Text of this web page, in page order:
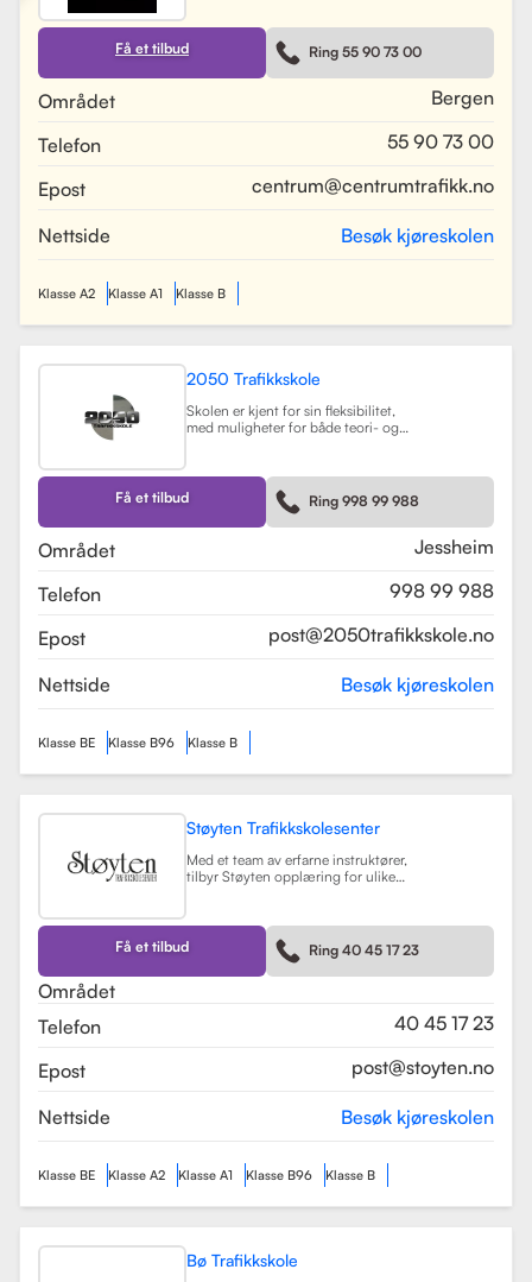
for førerkort i alle klasser, og har et
team av 30 dyktige kjørelærere som
gir undervisning i et trygt og vennlig
miljø. Med lokaler i Bergen sentrum,
elevene best mulig til oppkjøring.
Gjennom en kombinasjon av teori
gjøre prosessen med å ta førerkort
både enkel og trygg for alle elever.
Få et tilbud Ring 55 90 73 00
Området
Bergen
Telefon
55 90 73 00
Epost
centrum@centrumtrafikk.no
Nettside Besøk kjøreskolen
Klasse A2 Klasse A1 Klasse B
2050 Trafikkskole
Skolen er kjent for sin fleksibilitet,
med muligheter for både teori- og
undervisningsmetoder og et
engasjert team, har 2050
Trafikkskole som mål å hjelpe elever
med å bli trygge og kompetente
Få et tilbud Ring 998 99 988
Området
Jessheim
Telefon
998 99 988
Epost
post@2050trafikkskole.no
Nettside Besøk kjøreskolen
Klasse BE Klasse B96 Klasse B
Støyten Trafikkskolesenter
Med et team av erfarne instruktører,
tilbyr Støyten opplæring for ulike
kurs som trafikalt grunnkurs og
mørkekjøring. Skolen er kjent for sin
fleksibilitet og tilpasning til elevenes
behov, noe som gjør
Få et tilbud Ring 40 45 17 23
Området
Telefon
40 45 17 23
Epost
post@stoyten.no
Nettside Besøk kjøreskolen
Klasse BE Klasse A2 Klasse A1 Klasse B96 Klasse B
Bø Trafikkskole